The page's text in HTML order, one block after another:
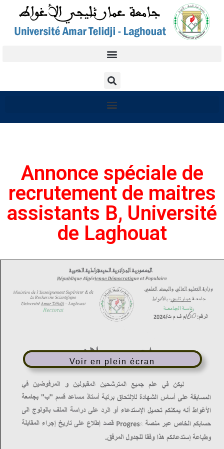
Annonce spéciale de
recrutement de maitres
assistants B, Université
de Laghouat
Voir en plein écran